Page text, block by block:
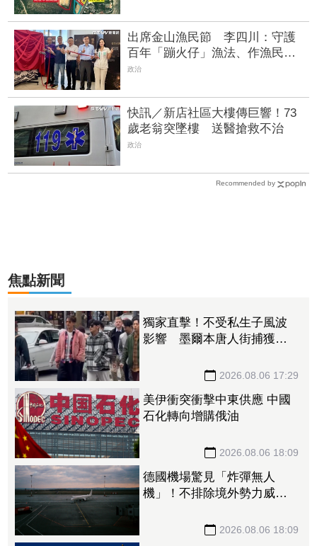
出席金山漁民節 李四川：守護
百年「蹦火仔」漁法、作漁民後
盾
政治
快訊／新店社區大樓傳巨響！73
歲老翁突墜樓 送醫搶救不治
政治
Recommended by
焦點新聞
獨家直擊！不受私生子風波
影響 墨爾本唐人街捕獲野
2026.08.06 17:29
美伊衝突衝擊中東供應 中國
石化轉向增購俄油
2026.08.06 18:09
德國機場驚見「炸彈無人
機」！不排除境外勢力威
2026.08.06 18:09